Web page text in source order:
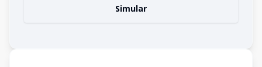
Simular